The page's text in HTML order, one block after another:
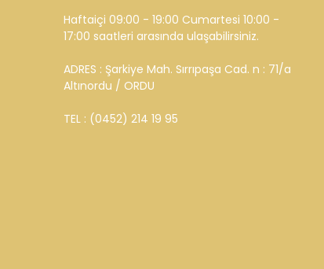
Haftaiçi 09:00 - 19:00 Cumartesi 10:00 -
17:00 saatleri arasında ulaşabilirsiniz.
ADRES : Şarkiye Mah. Sırrıpaşa Cad. n : 71/a
Altınordu / ORDU
TEL : (0452) 214 19 95